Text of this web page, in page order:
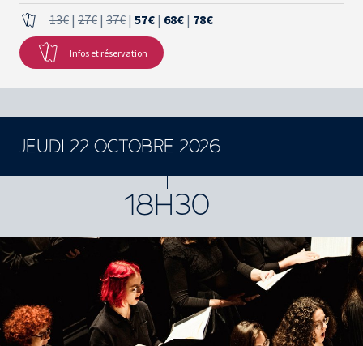
13€ | 27€ | 37€ | 57€ | 68€ | 78€
Infos et réservation
JEUDI 22 OCTOBRE 2026
18H30